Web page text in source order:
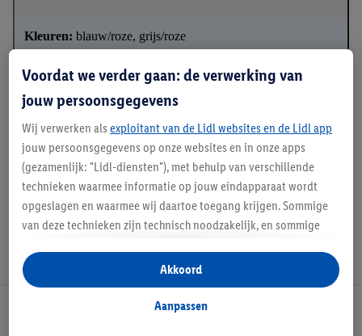
Kleuren: blauw/roze, grijs/roze
Bijzonderheden:met overhangende schouders
✓2 stuks
Lidl Nieuwsbrief
Voordat we verder gaan: de verwerking van
jouw persoonsgegevens
Wij verwerken als exploitant van de Lidl websites en de Lidl app
jouw persoonsgegevens op onze websites en in onze apps
(gezamenlijk: "Lidl-diensten"), met behulp van verschillende
technieken waarmee informatie op jouw eindapparaat wordt
opgeslagen en waarmee wij daartoe toegang krijgen. Sommige
van deze technieken zijn technisch noodzakelijk, en sommige
opslaan van voorkeursinstellingen, het verzamelen en
analyseren van statistieken of voor het tonen van
gepersonaliseerde reclame binnen en buiten de Lidl-diensten.
Aanpassen
Akkoord